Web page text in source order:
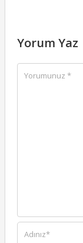
Yorum Yaz